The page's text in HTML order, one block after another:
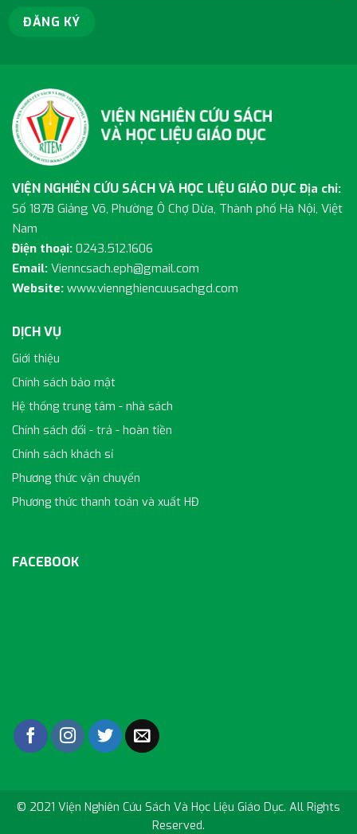
VIỆN NGHIÊN CỨU SÁCH VÀ HỌC LIỆU GIÁO DỤC Địa chỉ:
Số 187B Giảng Võ, Phường Ô Chợ Dừa, Thành phố Hà Nội, Việt
Nam
Điện thoại: 0243.512.1606
Email: Vienncsach.eph@gmail.com
Website: www.viennghiencuusachgd.com
DỊCH VỤ
Giới thiệu
Chính sách bảo mật
Hệ thống trung tâm - nhà sách
Chính sách đổi - trả - hoàn tiền
Chính sách khách sỉ
Phương thức vận chuyển
Phương thức thanh toán và xuất HĐ
FACEBOOK
© 2021 Viện Nghiên Cứu Sách Và Học Liệu Giáo Dục. All Rights
Reserved.